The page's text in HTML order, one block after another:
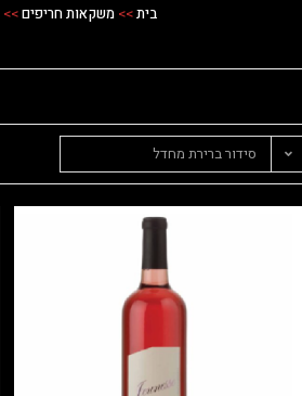
בית>>משקאות חריפים>>
סידור ברירת מחדל